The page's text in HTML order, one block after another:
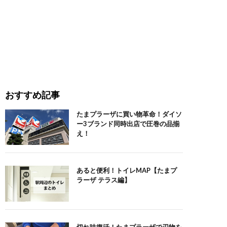
おすすめ記事
たまプラーザに買い物革命！ダイソ
ー3ブランド同時出店で圧巻の品揃
え！
あると便利！トイレMAP【たまプ
ラーザ テラス編】